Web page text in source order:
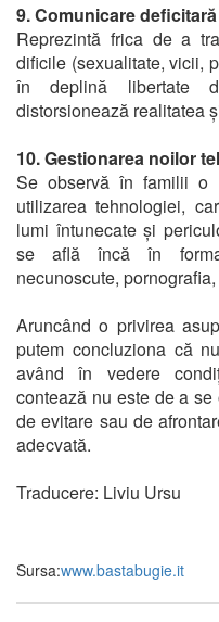
9. Comunicare deficitară
Reprezintă frica de a
dificile (sexualitate, vicii,
în deplină libertate
distorsionează realitatea
10. Gestionarea noilor
Se observă în familii
utilizarea tehnologiei,
lumi întunecate și
se află încă în
necunoscute,
Aruncând o privirea
putem concluziona că
având în vedere
contează nu este de a
de evitare sau de
adecvată.
Traducere: Liviu Ursu
Sursa:www.bastabugie.it